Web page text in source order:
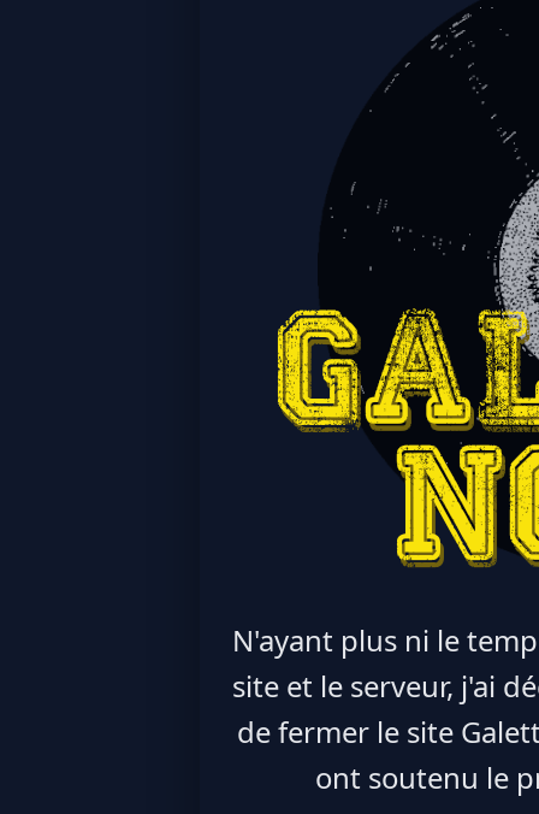
N'ayant plus ni le
site et le serveur, j'ai
de fermer le site
ont soutenu le